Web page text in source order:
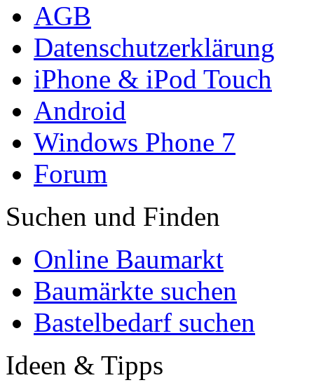
AGB
Datenschutzerklärung
iPhone & iPod Touch
Android
Windows Phone 7
Forum
Suchen und Finden
Online Baumarkt
Baumärkte suchen
Bastelbedarf suchen
Ideen & Tipps